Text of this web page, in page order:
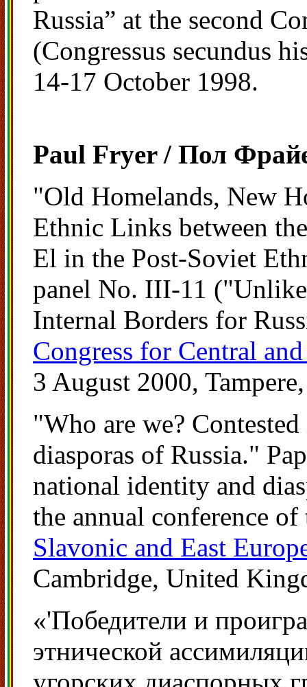
Russia” at the second
(Congressus secundus
14-17 October 1998.
Paul Fryer / Пол
"Old Homelands, New
Ethnic Links between
El in the Post-Soviet
panel No. III-11
Internal Borders for
Congress for Central
3 August 2000,
"Who are we?
diasporas of Russia."
national identity and
the annual conference
Slavonic and East
Cambridge, United
«'Победители и
этнической